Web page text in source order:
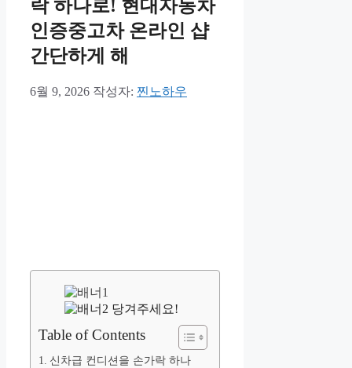
락 하나로! 현대자동차
인증중고차 온라인 샵
간단하게 해
6월 9, 2026 작성자: 찐노하우
당겨주세요!
Table of Contents
신차급 컨디션을 손가락 하나